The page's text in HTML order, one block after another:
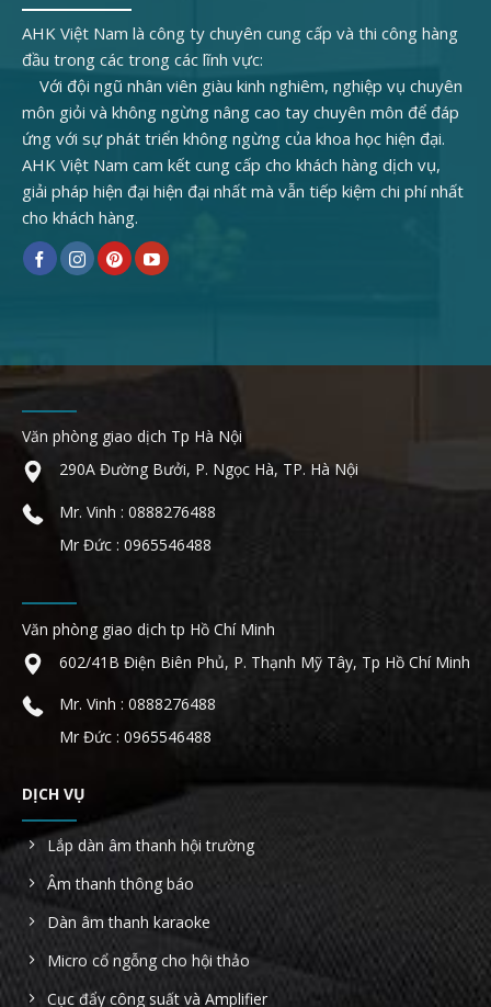
AHK Việt Nam là công ty chuyên cung cấp và thi công hàng
đầu trong các trong các lĩnh vực:
Với đội ngũ nhân viên giàu kinh nghiêm, nghiệp vụ chuyên
môn giỏi và không ngừng nâng cao tay chuyên môn để đáp
ứng với sự phát triển không ngừng của khoa học hiện đại.
AHK Việt Nam cam kết cung cấp cho khách hàng dịch vụ,
giải pháp hiện đại hiện đại nhất mà vẫn tiếp kiệm chi phí nhất
cho khách hàng.
Văn phòng giao dịch Tp Hà Nội
290A Đường Bưởi, P. Ngọc Hà, TP. Hà Nội
Mr. Vinh : 0888276488
Mr Đức : 0965546488
Văn phòng giao dịch tp Hồ Chí Minh
602/41B Điện Biên Phủ, P. Thạnh Mỹ Tây, Tp Hồ Chí Minh
Mr. Vinh : 0888276488
Mr Đức : 0965546488
DỊCH VỤ
Lắp dàn âm thanh hội trường
Âm thanh thông báo
Dàn âm thanh karaoke
Micro cổ ngỗng cho hội thảo
Cục đẩy công suất và Amplifier